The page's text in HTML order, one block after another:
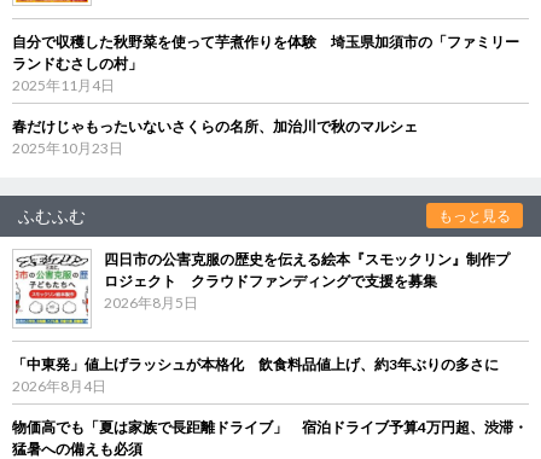
自分で収穫した秋野菜を使って芋煮作りを体験 埼玉県加須市の「ファミリー
ランドむさしの村」
2025年11月4日
春だけじゃもったいないさくらの名所、加治川で秋のマルシェ
2025年10月23日
ふむふむ もっと見る
四日市の公害克服の歴史を伝える絵本『スモックリン』制作プ
ロジェクト クラウドファンディングで支援を募集
2026年8月5日
「中東発」値上げラッシュが本格化 飲食料品値上げ、約3年ぶりの多さに
2026年8月4日
物価高でも「夏は家族で長距離ドライブ」 宿泊ドライブ予算4万円超、渋滞・
猛暑への備えも必須